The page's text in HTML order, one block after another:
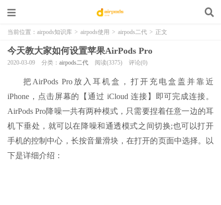
当前位置： airpods知识库 > airpods使用 > airpods二代 > 正文
今天教大家如何设置苹果AirPods Pro
2020-03-09 分类： airpods二代 阅读(3375) 评论(0)
把AirPods Pro放入耳机盒，打开充电盒盖并靠近
iPhone，点击屏幕的【通过 iCloud 连接】即可完成连接。
AirPods Pro降噪一共有两种模式，只需要捏着任意一边的耳
机下垂处，就可以在降噪和通透模式之间切换;也可以打开
手机的控制中心，长按音量滑块，在打开的页面中选择。以
下是详细介绍：